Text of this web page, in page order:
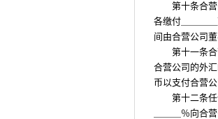
第十条合
各缴付＿＿＿
间由合营公司董
第十一条
合营公司的外
币以支付合营
第十二条
＿＿＿％向合